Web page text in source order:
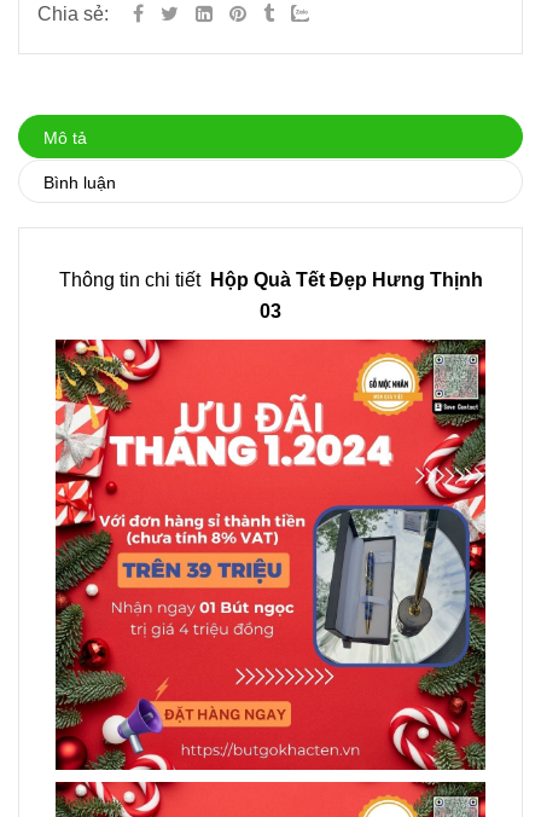
Chia sẻ:
Mô tả
Bình luận
Thông tin chi tiết Hộp Quà Tết Đẹp Hưng Thịnh
03